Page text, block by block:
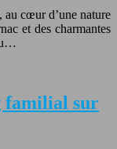
au cœur d’une nature
et des charmantes
familial sur